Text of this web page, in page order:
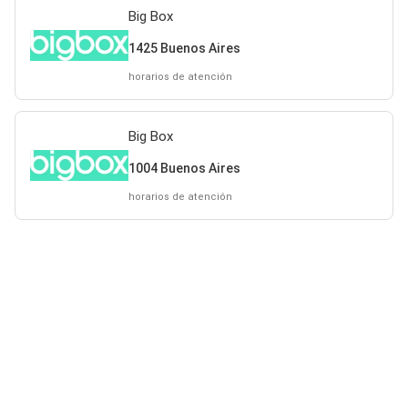
Big Box
1425 Buenos Aires
horarios de atención
Big Box
1004 Buenos Aires
horarios de atención